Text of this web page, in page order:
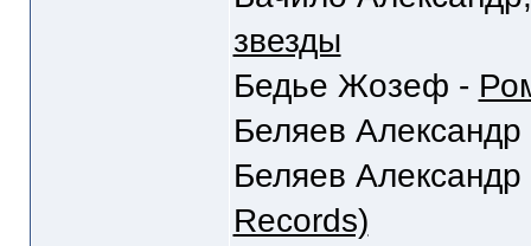
звезды
Бедье Жозеф -
Беляев
Беляев
Records)